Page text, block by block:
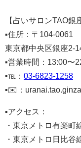
【占いサロンTAO銀
▪️住所：〒104-0061
東京都中央区銀座2-
▪️営業時間：13:00〜
▪️℡： 03-6823-1258
▪️✉️：
▪️アクセス：
・東京メトロ有楽町
・東京メトロ日比谷